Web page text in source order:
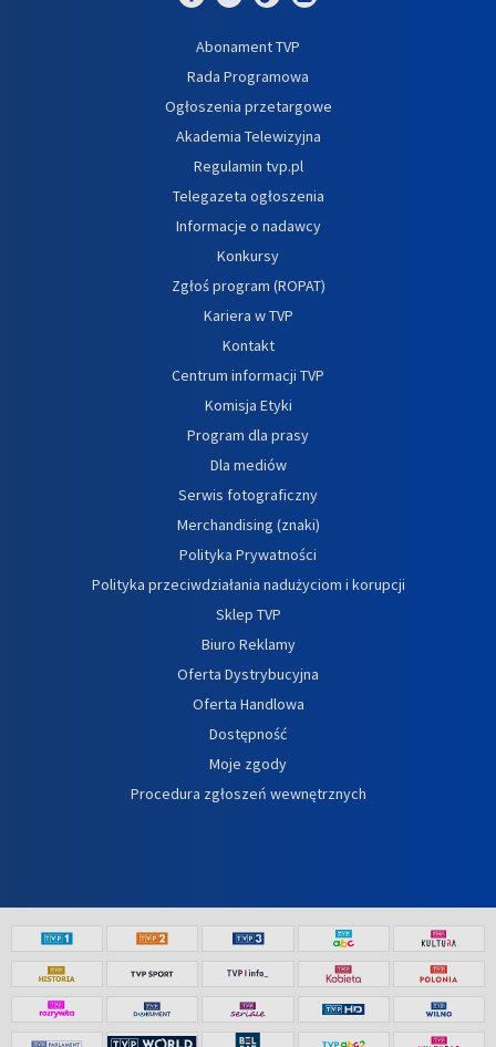
Abonament TVP
Rada Programowa
Ogłoszenia przetargowe
Akademia Telewizyjna
Regulamin tvp.pl
Telegazeta ogłoszenia
Informacje o nadawcy
Konkursy
Zgłoś program (ROPAT)
Kariera w TVP
Kontakt
Centrum informacji TVP
Komisja Etyki
Program dla prasy
Dla mediów
Serwis fotograficzny
Merchandising (znaki)
Polityka Prywatności
Polityka przeciwdziałania nadużyciom i korupcji
Sklep TVP
Biuro Reklamy
Oferta Dystrybucyjna
Oferta Handlowa
Dostępność
Moje zgody
Procedura zgłoszeń wewnętrznych